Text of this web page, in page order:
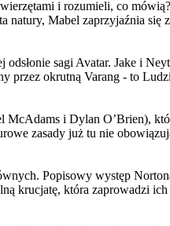
i rozumieli, co
Mabel zaprzyjaźnia
sagi Avatar. Jake i
okrutną Varang - to
i Dylan O’Brien),
zasady już tu nie
Popisowy występ
krucjatę, która zaprowadzi